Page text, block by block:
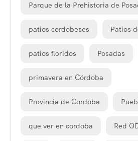
Parque de la Prehistoria de
patios cordobeses Patios
patios floridos Posadas
primavera en Córdoba
Provincia de Cordoba
que ver en cordoba Red